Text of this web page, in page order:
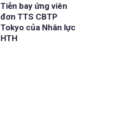
Tiễn bay ứng viên
đơn TTS CBTP
Tokyo của Nhân lực
HTH